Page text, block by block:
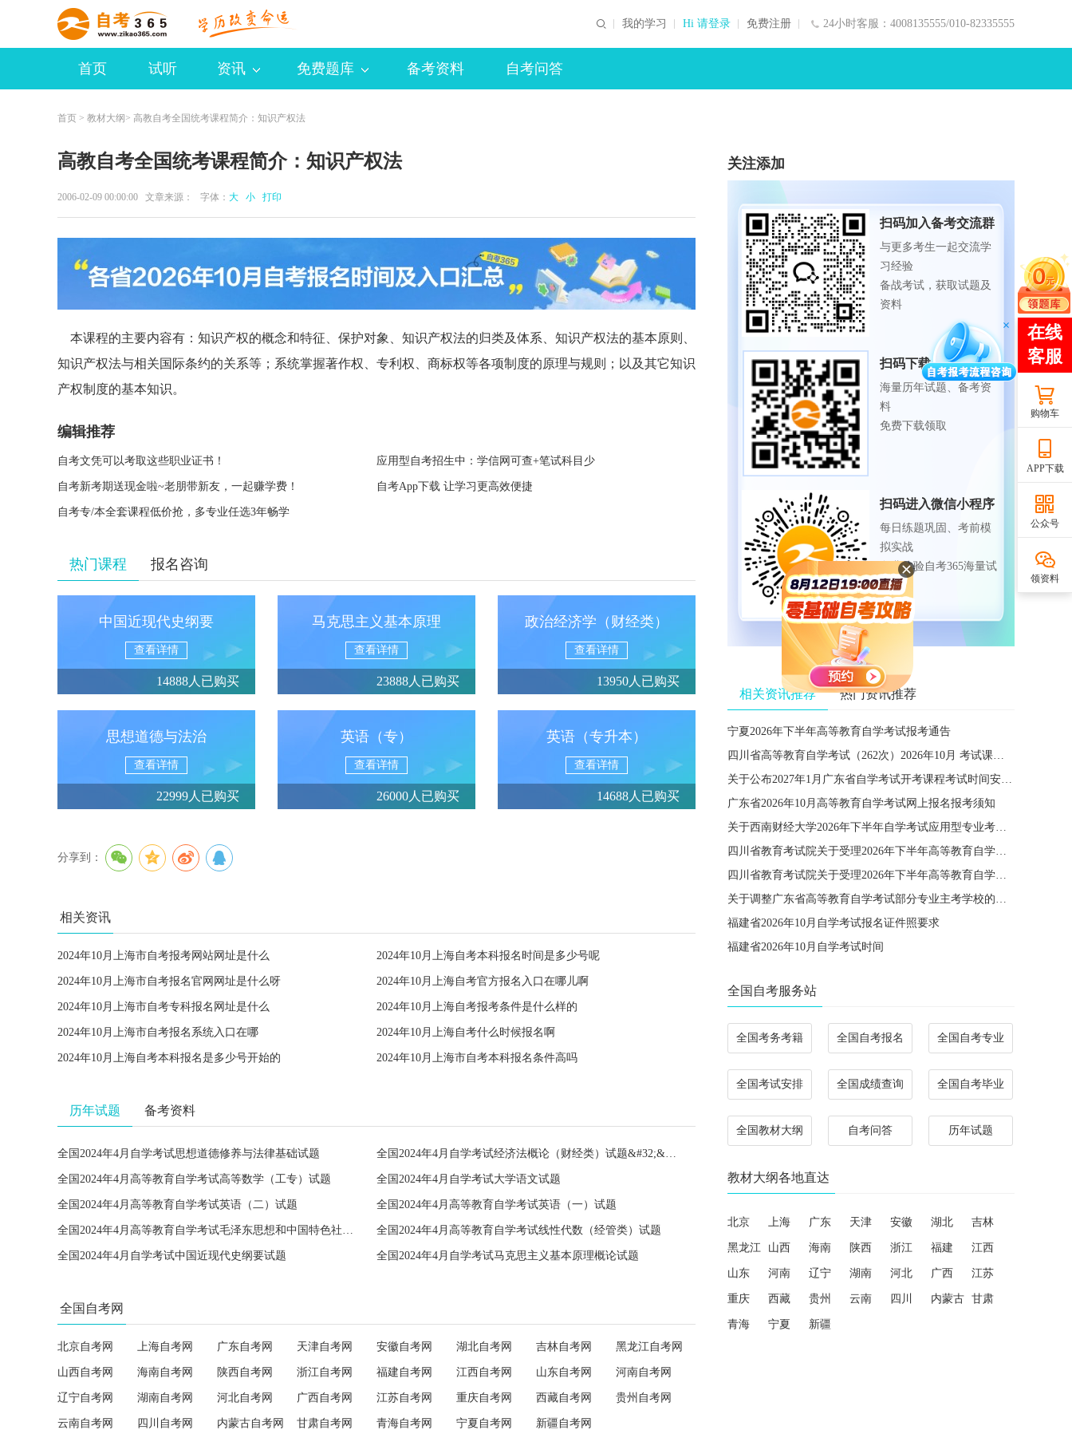
24小时客服：4008135555/010-82335555
我的学习 Hi 请登录 免费注册
首页 试听 资讯 免费题库 备考资料 自考问答
首页 > 教材大纲 > 高教自考全国统考课程简介：知识产权法
高教自考全国统考课程简介：知识产权法
2006-02-09 00:00:00 文章来源： 字体： 大 小 打印
本课程的主要内容有：知识产权的概念和特征、保护对象、知识产权法的归类及体系、知识产权法的基本原则、
知识产权法与相关国际条约的关系等；系统掌握著作权、专利权、商标权等各项制度的原理与规则；以及其它知识
产权制度的基本知识。
编辑推荐
自考文凭可以考取这些职业证书！ 应用型自考招生中：学信网可查+笔试科目少
自考新考期送现金啦~老朋带新友，一起赚学费！ 自考App下载 让学习更高效便捷
自考专/本全套课程低价抢，多专业任选3年畅学
热门课程 报名咨询
中国近现代史纲要
查看详情
14888人已购买
马克思主义基本原理
查看详情
23888人已购买
政治经济学（财经类）
查看详情
13950人已购买
思想道德与法治
查看详情
22999人已购买
英语（专）
查看详情
26000人已购买
英语（专升本）
查看详情
14688人已购买
分享到：
相关资讯
2024年10月上海市自考报考网站网址是什么 2024年10月上海自考本科报名时间是多少号呢
2024年10月上海市自考报名官网网址是什么呀 2024年10月上海自考官方报名入口在哪儿啊
2024年10月上海市自考专科报名网址是什么 2024年10月上海自考报考条件是什么样的
2024年10月上海市自考报名系统入口在哪 2024年10月上海自考什么时候报名啊
2024年10月上海自考本科报名是多少号开始的 2024年10月上海市自考本科报名条件高吗
历年试题 备考资料
全国2024年4月自学考试思想道德修养与法律基础试题 全国2024年4月自学考试经济法概论（财经类）试题&#32;&#32;
全国2024年4月高等教育自学考试高等数学（工专）试题 全国2024年4月自学考试大学语文试题
全国2024年4月高等教育自学考试英语（二）试题 全国2024年4月高等教育自学考试英语（一）试题
全国2024年4月高等教育自学考试毛泽东思想和中国特色社会主义理论体系概论试题 全国2024年4月高等教育自学考试线性代数（经管类）试题
全国2024年4月自学考试中国近现代史纲要试题 全国2024年4月自学考试马克思主义基本原理概论试题
全国自考网
北京自考网 上海自考网 广东自考网 天津自考网 安徽自考网 湖北自考网 吉林自考网 黑龙江自考网
山西自考网 海南自考网 陕西自考网 浙江自考网 福建自考网 江西自考网 山东自考网 河南自考网
辽宁自考网 湖南自考网 河北自考网 广西自考网 江苏自考网 重庆自考网 西藏自考网 贵州自考网
云南自考网 四川自考网 内蒙古自考网 甘肃自考网 青海自考网 宁夏自考网 新疆自考网
关注添加
扫码加入备考交流群
与更多考生一起交流学
习经验
备战考试，获取试题及
资料
扫码下载APP
海量历年试题、备考资
料
免费下载领取
扫码进入微信小程序
每日练题巩固、考前模
拟实战
免费体验自考365海量试
题
相关资讯推荐 热门资讯推荐
宁夏2026年下半年高等教育自学考试报考通告
四川省高等教育自学考试（262次）2026年10月 考试课程简表
关于公布2027年1月广东省自学考试开考课程考试时间安排和使用教材的通知
广东省2026年10月高等教育自学考试网上报名报考须知
关于西南财经大学2026年下半年自学考试应用型专业考籍更改办理的通知
四川省教育考试院关于受理2026年下半年高等教育自学考试省际转考申请的通告
四川省教育考试院关于受理2026年下半年高等教育自学考试考籍更改申请的通告
关于调整广东省高等教育自学考试部分专业主考学校的通知
福建省2026年10月自学考试报名证件照要求
福建省2026年10月自学考试时间
全国自考服务站
全国考务考籍 全国自考报名 全国自考专业
全国考试安排 全国成绩查询 全国自考毕业
全国教材大纲 自考问答 历年试题
教材大纲各地直达
北京 上海 广东 天津 安徽 湖北 吉林
黑龙江 山西 海南 陕西 浙江 福建 江西
山东 河南 辽宁 湖南 河北 广西 江苏
重庆 西藏 贵州 云南 四川 内蒙古 甘肃
青海 宁夏 新疆
购物车
APP下载
公众号
领资料